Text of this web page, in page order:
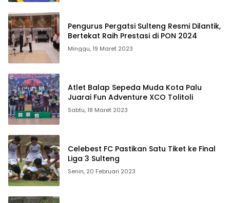
Pengurus Pergatsi Sulteng Resmi Dilantik,
Bertekat Raih Prestasi di PON 2024
Minggu, 19 Maret 2023
Atlet Balap Sepeda Muda Kota Palu
Juarai Fun Adventure XCO Tolitoli
Sabtu, 18 Maret 2023
Celebest FC Pastikan Satu Tiket ke Final
Liga 3 Sulteng
Senin, 20 Februari 2023